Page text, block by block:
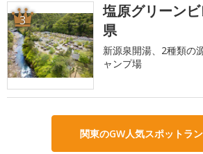
3
塩原グリーン
県
新源泉開湯、2種類の
ャンプ場
関東のGW人気スポットラ